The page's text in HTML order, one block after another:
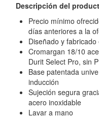
Descripción del
Precio mínimo
días anteriores a la
Diseñado y
Cromargan 18/10
Durit Select Pro, sin
Base patentada
inducción
Sujeción segura
acero inoxidable
Lavar a mano